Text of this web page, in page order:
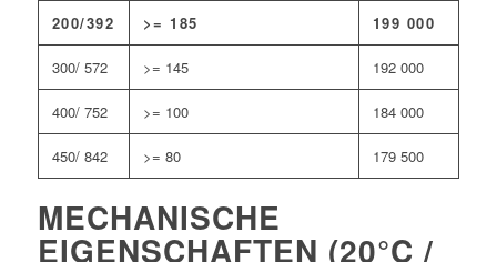
200/392 >= 185 199 000
300/ 572 >= 145 192 000
400/ 752 >= 100 184 000
450/ 842 >= 80 179 500
MECHANISCHE
EIGENSCHAFTEN (20°C /